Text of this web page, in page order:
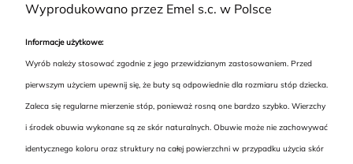
Wyprodukowano przez Emel s.c. w Polsce
Informacje użytkowe:
Wyrób należy stosować zgodnie z jego przewidzianym zastosowaniem. Przed
pierwszym użyciem upewnij się, że buty są odpowiednie dla rozmiaru stóp dziecka.
Zaleca się regularne mierzenie stóp, ponieważ rosną one bardzo szybko. Wierzchy
i środek obuwia wykonane są ze skór naturalnych. Obuwie może nie zachowywać
identycznego koloru oraz struktury na całej powierzchni w przypadku użycia skór